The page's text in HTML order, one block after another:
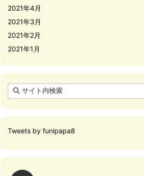
2021年4月
2021年3月
2021年2月
2021年1月
Tweets by funipapa8